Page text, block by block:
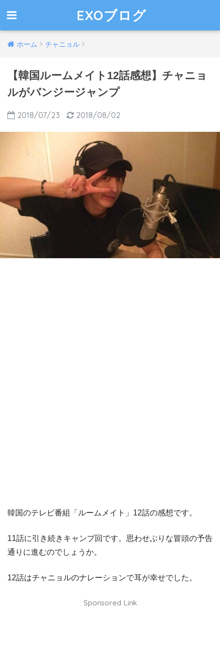
EXOブログ
ホーム チャニョル
【韓国ルームメイト12話感想】チャニョ
ルがバンジージャンプ
2018/07/23 2018/08/02
韓国のテレビ番組「ルームメイト」12話の感想です。
11話に引き続きキャンプ回です。思わせぶりな冒頭の予告
通りに進むのでしょうか。
12話はチャニョルのナレーションで耳が幸せでした。
Sponsored Link